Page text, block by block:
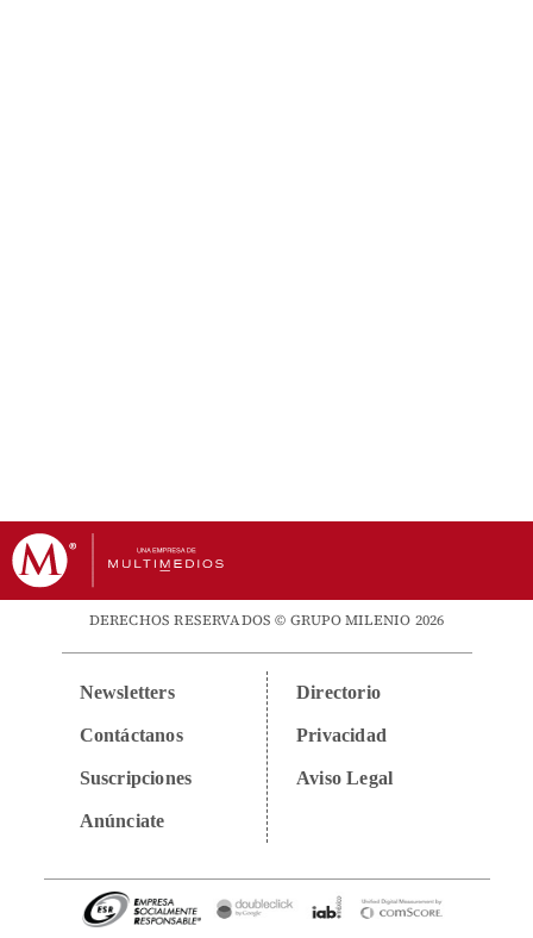
DERECHOS RESERVADOS © GRUPO MILENIO 2026
Newsletters
Contáctanos
Suscripciones
Anúnciate
Directorio
Privacidad
Aviso Legal